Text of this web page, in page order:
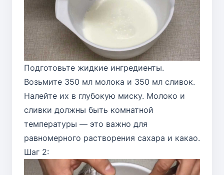
Подготовьте жидкие ингредиенты.
Возьмите 350 мл молока и 350 мл сливок.
Налейте их в глубокую миску. Молоко и
сливки должны быть комнатной
температуры — это важно для
равномерного растворения сахара и какао.
Шаг 2: